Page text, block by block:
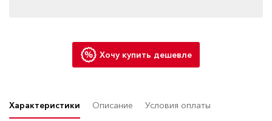
Хочу купить дешевле
Характеристики Описание Условия оплаты